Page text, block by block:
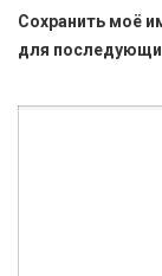
Сохранить моё
для